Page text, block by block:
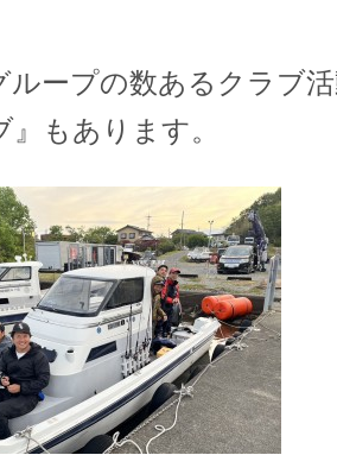
ループの数あるクラブ
』もあります。